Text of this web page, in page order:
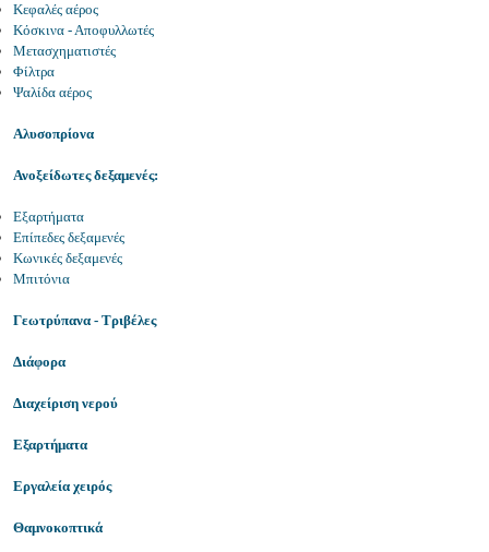
Κεφαλές αέρος
Κόσκινα - Αποφυλλωτές
Μετασχηματιστές
Φίλτρα
Ψαλίδα αέρος
Αλυσοπρίονα
Ανοξείδωτες δεξαμενές:
Εξαρτήματα
Επίπεδες δεξαμενές
Κωνικές δεξαμενές
Μπιτόνια
Γεωτρύπανα - Τριβέλες
Διάφορα
Διαχείριση νερού
Εξαρτήματα
Εργαλεία χειρός
Θαμνοκοπτικά